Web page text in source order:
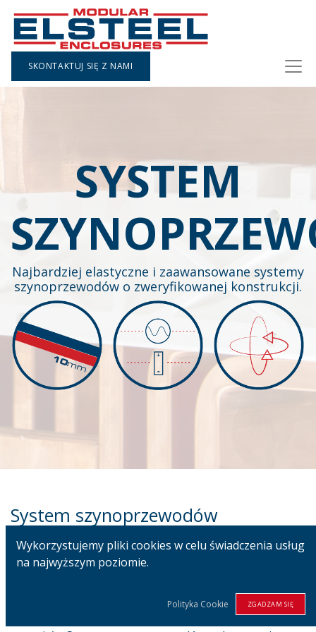
SKONTAKTUJ SIĘ Z NAMI
SYSTEM
Najbardziej elastyczne i zaawansowane systemy
szynoprzewodów o zweryfikowanej konstrukcji.
System szynoprzewodów
Jesteśmy producentem najbardziej zaawansowanych na
zweryfikowanej konstrukcji. Wsporniki i uchwyty są
wykonane ze wzmocnionego, samogasnącego
Wykorzystujemy pliki cookies w celu świadczenia usług
na najwyższym poziomie.
Polityka Cookie ZGADZAM SIĘ